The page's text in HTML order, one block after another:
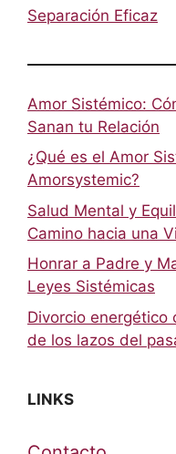
Separación Eficaz
Amor Sistémico:
Sanan tu Relación
¿Qué es el Amor
Amorsystemic?
Salud Mental y
Camino hacia una
Honrar a Padre y
Leyes Sistémicas
Divorcio energético
de los lazos del
LINKS